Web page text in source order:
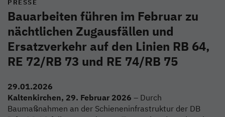
PRESSE
Bauarbeiten führen im Februar zu
nächtlichen Zugausfällen und
Ersatzverkehr auf den Linien RB 64,
RE 72/RB 73 und RE 74/RB 75
29.01.2026
Kaltenkirchen, 29. Februar 2026 – Durch
Baumaßnahmen an der Schieneninfrastruktur der DB